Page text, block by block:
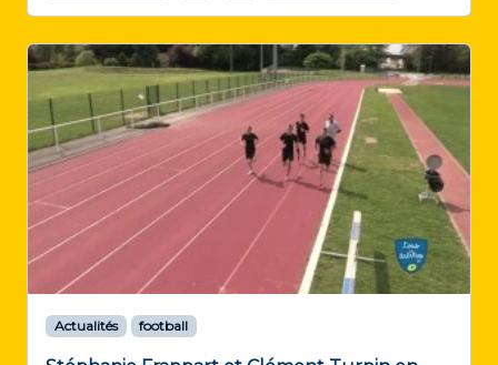
Actualités football